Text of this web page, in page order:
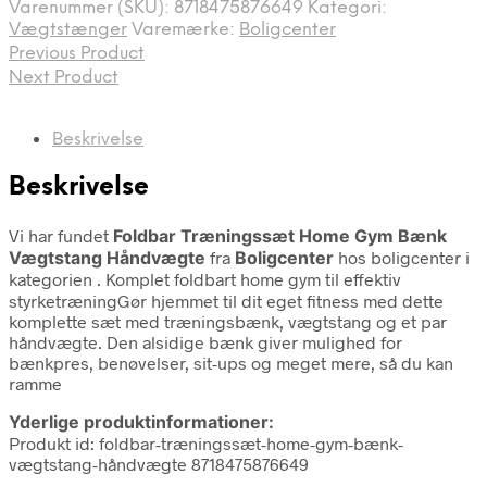
Varenummer (SKU): 8718475876649 Kategori:
Vægtstænger Varemærke: Boligcenter
Previous Product
Next Product
Beskrivelse
Beskrivelse
Vi har fundet Foldbar Træningssæt Home Gym Bænk
Vægtstang Håndvægte fra Boligcenter hos boligcenter i
kategorien . Komplet foldbart home gym til effektiv
styrketræningGør hjemmet til dit eget fitness med dette
komplette sæt med træningsbænk, vægtstang og et par
håndvægte. Den alsidige bænk giver mulighed for
bænkpres, benøvelser, sit-ups og meget mere, så du kan
ramme
Yderlige produktinformationer:
Produkt id: foldbar-træningssæt-home-gym-bænk-
vægtstang-håndvægte 8718475876649